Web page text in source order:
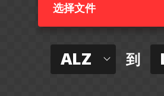
选择文件
ALZ 到